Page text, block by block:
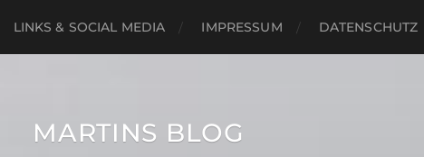
LINKS & SOCIAL MEDIA IMPRESSUM DATENSCHUTZ
MARTINS BLOG